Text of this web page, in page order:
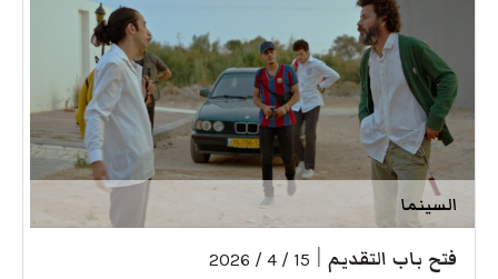
السينما
فتح باب التقديم 15 / 4 / 2026